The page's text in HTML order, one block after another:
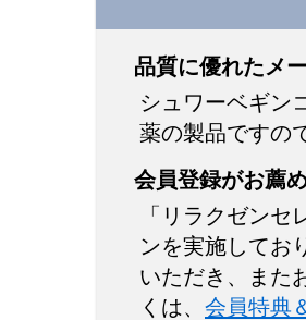
品質に優れたメ
シュワーベギン
薬の製品ですの
会員登録がお薦
「リラクゼン
ンを実施してお
いただき、また
くは、 会員特典